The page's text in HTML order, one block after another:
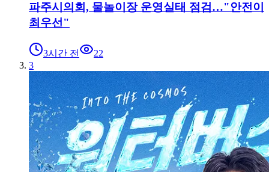
파주시의회, 물놀이장 운영실태 점검…"안전이
최우선"
3시간 전
22
3